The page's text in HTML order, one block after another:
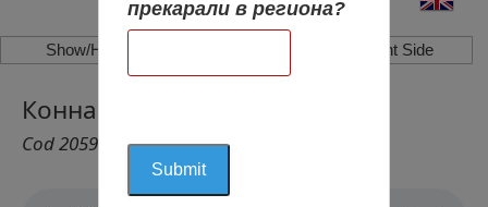
Show/Hide Left Side Show/Hide Right Side
Конна База Албена, Албена
Cod 2059
прекарали в региона?